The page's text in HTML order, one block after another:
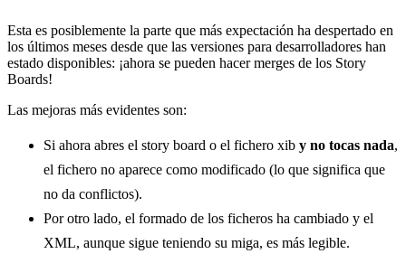
Esta es posiblemente la parte que más expectación ha despertado en
los últimos meses desde que las versiones para desarrolladores han
estado disponibles: ¡ahora se pueden hacer merges de los Story
Boards!
Las mejoras más evidentes son:
Si ahora abres el story board o el fichero xib y no tocas nada,
el fichero no aparece como modificado (lo que significa que
no da conflictos).
Por otro lado, el formado de los ficheros ha cambiado y el
XML, aunque sigue teniendo su miga, es más legible.